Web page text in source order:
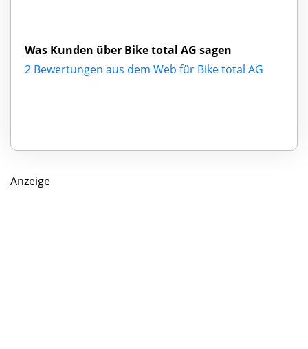
Was Kunden über Bike total AG sagen
2 Bewertungen aus dem Web für Bike total AG
Anzeige